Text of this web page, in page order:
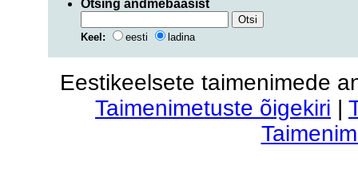
Otsing andmebaasist
Keel: eesti ladina
Eestikeelsete taimenimede
Taimenimetuste õigekiri |